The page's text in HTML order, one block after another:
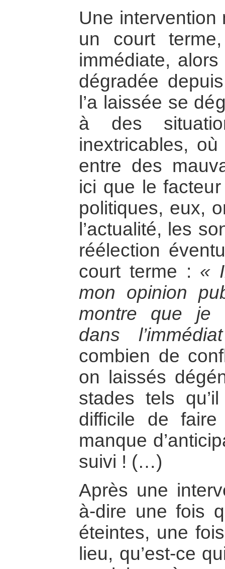
Une intervention
un court
immédiate,
dégradée
l’a laissée se
à des
inextricables,
entre des
ici que le
politiques, eux,
l’actualité, les
réélection
court terme : «
mon opinion
montre que je
dans
combien de
on laissés
stades tels
difficile de
manque
suivi ! (…)
Après une
à-dire une fois
éteintes, une
lieu, qu’est-ce